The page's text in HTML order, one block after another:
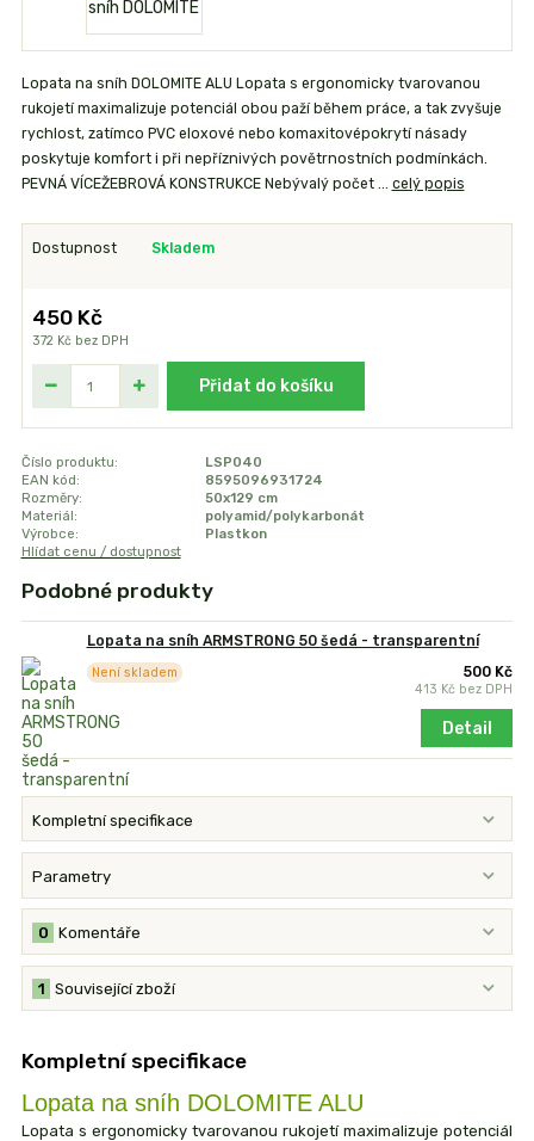
Lopata na sníh DOLOMITE ALU Lopata s ergonomicky tvarovanou
rukojetí maximalizuje potenciál obou paží během práce, a tak zvyšuje
rychlost, zatímco PVC eloxové nebo komaxitovépokrytí násady
poskytuje komfort i při nepříznivých povětrnostních podmínkách.
PEVNÁ VÍCEŽEBROVÁ KONSTRUKCE Nebývalý počet ... celý popis
Dostupnost Skladem
450 Kč
372 Kč bez DPH
Přidat do košíku
Číslo produktu:
LSP040
EAN kód:
8595096931724
Rozměry:
50x129 cm
Materiál:
polyamid/polykarbonát
Výrobce:
Plastkon
Hlídat cenu / dostupnost
Podobné produkty
Lopata na sníh ARMSTRONG 50 šedá - transparentní
500 Kč
413 Kč bez DPH
Není skladem
Detail
Kompletní specifikace
Parametry
Komentáře
0
Související zboží
1
Kompletní specifikace
Lopata na sníh DOLOMITE ALU
Lopata s ergonomicky tvarovanou rukojetí maximalizuje potenciál